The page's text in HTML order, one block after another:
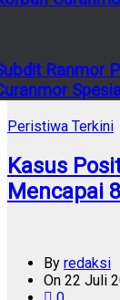
Ranmor
Peristiwa Terkini
Kasus
Mencapai
By redaksi
On 22 Juli